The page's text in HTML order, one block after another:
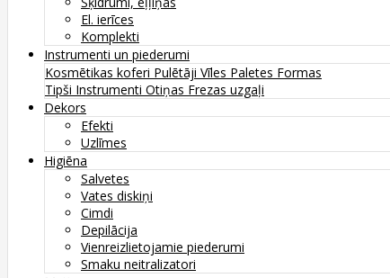
El. ierīces
Komplekti
Instrumenti un piederumi
Kosmētikas koferi Pulētāji Vīles Paletes Formas
Tipši Instrumenti Otiņas Frezas uzgaļi
Dekors
Efekti
Uzlīmes
Higiēna
Salvetes
Vates diskiņi
Cimdi
Depilācija
Vienreizlietojamie piederumi
Smaku neitralizatori